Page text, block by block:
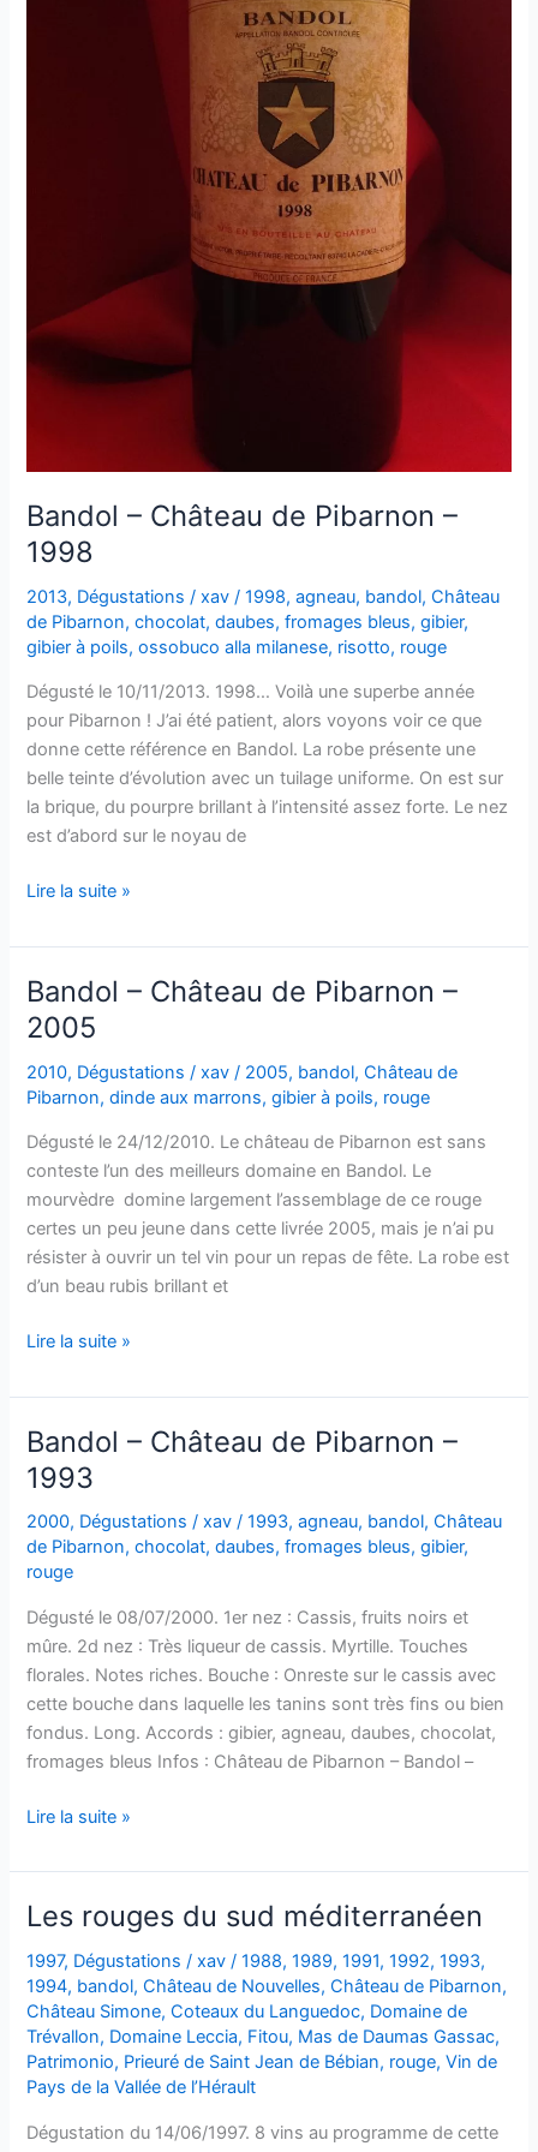
Bandol – Château de Pibarnon –
1998
2013, Dégustations /xav/1998,agneau, bandol,Château
de Pibarnon,chocolat,daubes,fromages bleus,gibier,
gibier à poils,ossobuco alla milanese, risotto, rouge
Dégusté le 10/11/2013. 1998… Voilà une superbe année
pour Pibarnon ! J’ai été patient, alors voyons voir ce que
donne cette référence en Bandol. La robe présente une
belle teinte d’évolution avec un tuilage uniforme. On est sur
la brique, du pourpre brillant à l’intensité assez forte. Le nez
est d’abord sur le noyau de
Bandol
Château
de
Pibarnon
–
1998
Lire la suite »
Bandol – Château de Pibarnon –
2005
2010, Dégustations /xav/ 2005, bandol,Château de
Pibarnon,dinde aux marrons,gibier à poils, rouge
Dégusté le 24/12/2010. Le château de Pibarnon est sans
conteste l’un des meilleurs domaine en Bandol. Le
mourvèdre domine largement l’assemblage de ce rouge
certes un peu jeune dans cette livrée 2005, mais je n’ai pu
résister à ouvrir un tel vin pour un repas de fête. La robe est
d’un beau rubis brillant et
Bandol
Château
de
Pibarnon
–
2005
Lire la suite »
Bandol – Château de Pibarnon –
1993
2000, Dégustations /xav/1993,agneau, bandol,Château
de Pibarnon,chocolat,daubes,fromages bleus,gibier,
rouge
Dégusté le 08/07/2000. 1er nez : Cassis, fruits noirs et
mûre. 2d nez : Très liqueur de cassis. Myrtille. Touches
florales. Notes riches. Bouche : Onreste sur le cassis avec
cette bouche dans laquelle les tanins sont très fins ou bien
fondus. Long. Accords : gibier, agneau, daubes, chocolat,
fromages bleus Infos : Château de Pibarnon – Bandol –
Bandol
Château
de
Pibarnon
–
1993
Lire la suite »
Les rouges du sud méditerranéen
1997, Dégustations /xav/1988,1989,1991,1992,1993,
1994, bandol,Château de Nouvelles,Château de Pibarnon,
Château Simone,Coteaux du Languedoc, Domaine de
Trévallon, Domaine Leccia, Fitou, Mas de Daumas Gassac,
Patrimonio, Prieuré de Saint Jean de Bébian, rouge,Vin de
Pays de la Vallée de l’Hérault
Dégustation du 14/06/1997. 8 vins au programme de cette